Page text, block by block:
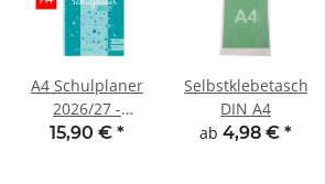
A4 Schulplaner
2026/27 -
Spiralbindung
15,90 € *
DIN A4
ab 4,98 € *